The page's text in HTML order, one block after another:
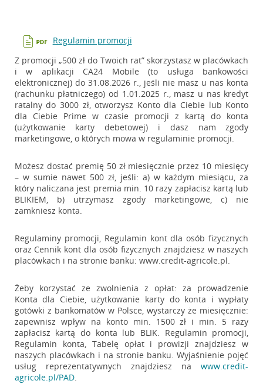
Regulamin promocji
Z promocji „500 zł do Twoich rat” skorzystasz w placówkach
i w aplikacji CA24 Mobile (to usługa bankowości
elektronicznej) do 31.08.2026 r., jeśli nie masz u nas konta
(rachunku płatniczego) od 1.01.2025 r., masz u nas kredyt
ratalny do 3000 zł, otworzysz Konto dla Ciebie lub Konto
dla Ciebie Prime w czasie promocji z kartą do konta
(użytkowanie karty debetowej) i dasz nam zgody
marketingowe, o których mowa w regulaminie promocji.
Możesz dostać premię 50 zł miesięcznie przez 10 miesięcy
– w sumie nawet 500 zł, jeśli: a) w każdym miesiącu, za
który naliczana jest premia min. 10 razy zapłacisz kartą lub
BLIKIEM, b) utrzymasz zgody marketingowe, c) nie
zamkniesz konta.
Regulaminy promocji, Regulamin kont dla osób fizycznych
oraz Cennik kont dla osób fizycznych znajdziesz w naszych
placówkach i na stronie banku: www.credit-agricole.pl.
Żeby korzystać ze zwolnienia z opłat: za prowadzenie
Konta dla Ciebie, użytkowanie karty do konta i wypłaty
gotówki z bankomatów w Polsce, wystarczy że miesięcznie:
zapewnisz wpływ na konto min. 1500 zł i min. 5 razy
zapłacisz kartą do konta lub BLIK. Regulamin promocji,
Regulamin konta, Tabelę opłat i prowizji znajdziesz w
naszych placówkach i na stronie banku. Wyjaśnienie pojęć
usług reprezentatywnych znajdziesz nawww.credit-
agricole.pl/PAD.